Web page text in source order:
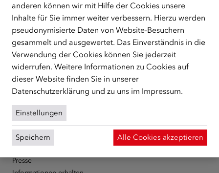
ÜBER UNS
Der Österreichische Integrationsfonds (ÖIF) ist ein Fonds der
Republik Österreich, der Flüchtlinge, subsidiär
Schutzberechtigte, Vertriebene sowie Zuwander/innen als
zentrale Anlaufstelle bei der Integration in Österreich
FacebookYouTubeInstagramLinkedIn
Über den ÖIF
Der Österreichische Integrationsfonds (ÖIF)
Organigramm
Presse
anderen können wir mit Hilfe der Cookies unsere
Inhalte für Sie immer weiter verbessern. Hierzu werden
pseudonymisierte Daten von Website-Besuchern
gesammelt und ausgewertet. Das Einverständnis in die
Verwendung der Cookies können Sie jederzeit
widerrufen. Weitere Informationen zu Cookies auf
dieser Website finden Sie in unserer
Datenschutzerklärung und zu uns im Impressum.
Einstellungen
Speichern Alle Cookies akzeptieren